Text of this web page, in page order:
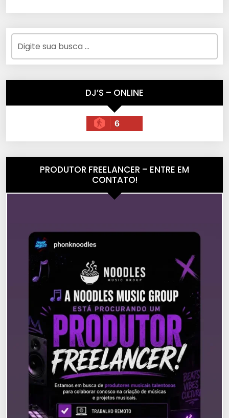
DJ’S – ONLINE
6
PRODUTOR FREELANCER – ENTRE EM
CONTATO!